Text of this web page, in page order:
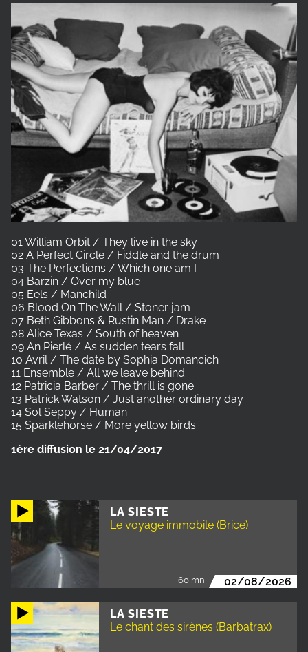
LA SIESTE
Le voyage immobile (Brice)
60 mn 02/08/2026
LA SIESTE
Le chant des sirènes (Barbatrax)
01 William Orbit / They live in the sky
02 A Perfect Circle / Fiddle and the drum
03 The Perfections / Which one am I
04 Barzin / Over my blue
05 Eels / Manchild
06 Blood On The Wall / Stoner jam
07 Beth Gibbons & Rustin Man / Drake
08 Alice Texas / South of heaven
09 An Pierlé / As sudden tears fall
10 Avril / The date by Sophia Domancich
11 Ensemble / All we leave behind
12 Patricia Barber / The thrill is gone
13 Patrick Watson / Just another ordinary day
14 Sol Seppy / Human
15 Sparklehorse / More yellow birds
1ère diffusion le 21/04/2017